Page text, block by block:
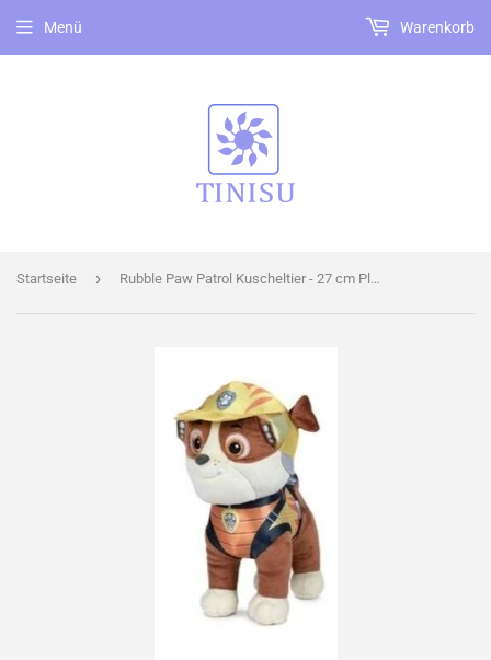
Menü Warenkorb
Startseite › Rubble Paw Patrol Kuscheltier - 27 cm Plüschtier Stofftier